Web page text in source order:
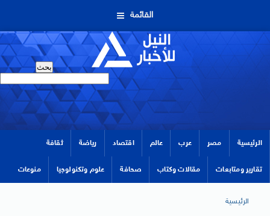
القائمة
الرئيسية مصر عرب عالم اقتصاد رياضة ثقافة
تقارير ومتابعات مقالات وكتاب صحافة علوم وتكنولوجيا منوعات
الرئيسية